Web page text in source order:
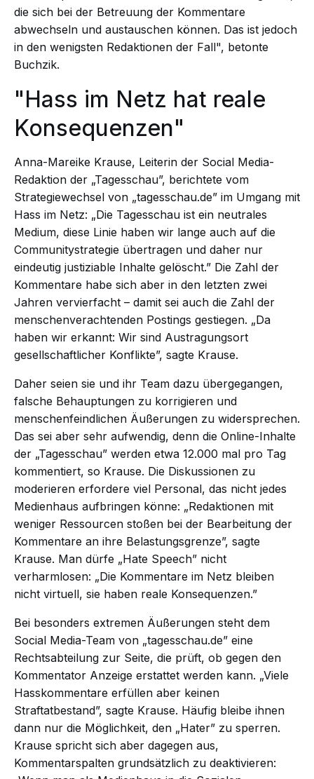
die sich bei der Betreuung der Kommentare
abwechseln und austauschen können. Das ist jedoch
in den wenigsten Redaktionen der Fall", betonte
Buchzik.
"Hass im Netz hat reale
Konsequenzen"
Anna-Mareike Krause, Leiterin der Social Media-
Redaktion der „Tagesschau”, berichtete vom
Strategiewechsel von „tagesschau.de” im Umgang mit
Hass im Netz: „Die Tagesschau ist ein neutrales
Medium, diese Linie haben wir lange auch auf die
Communitystrategie übertragen und daher nur
eindeutig justiziable Inhalte gelöscht.” Die Zahl der
Kommentare habe sich aber in den letzten zwei
Jahren vervierfacht – damit sei auch die Zahl der
menschenverachtenden Postings gestiegen. „Da
haben wir erkannt: Wir sind Austragungsort
gesellschaftlicher Konflikte”, sagte Krause.
Daher seien sie und ihr Team dazu übergegangen,
falsche Behauptungen zu korrigieren und
menschenfeindlichen Äußerungen zu widersprechen.
Das sei aber sehr aufwendig, denn die Online-Inhalte
der „Tagesschau” werden etwa 12.000 mal pro Tag
kommentiert, so Krause. Die Diskussionen zu
moderieren erfordere viel Personal, das nicht jedes
Medienhaus aufbringen könne: „Redaktionen mit
weniger Ressourcen stoßen bei der Bearbeitung der
Kommentare an ihre Belastungsgrenze”, sagte
Krause. Man dürfe „Hate Speech” nicht
verharmlosen: „Die Kommentare im Netz bleiben
nicht virtuell, sie haben reale Konsequenzen.”
Bei besonders extremen Äußerungen steht dem
Social Media-Team von „tagesschau.de” eine
Rechtsabteilung zur Seite, die prüft, ob gegen den
Kommentator Anzeige erstattet werden kann. „Viele
Hasskommentare erfüllen aber keinen
Straftatbestand”, sagte Krause. Häufig bleibe ihnen
dann nur die Möglichkeit, den „Hater” zu sperren.
Krause spricht sich aber dagegen aus,
Kommentarspalten grundsätzlich zu deaktivieren: